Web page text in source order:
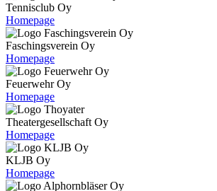
Tennisclub Oy
Homepage
Faschingsverein Oy
Homepage
Feuerwehr Oy
Homepage
Theatergesellschaft Oy
Homepage
KLJB Oy
Homepage